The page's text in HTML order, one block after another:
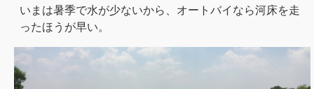
いまは暑季で水が少ないから、オートバイなら河床を走
ったほうが早い。